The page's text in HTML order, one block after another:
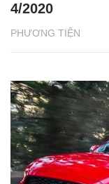
PHƯƠNG TIỆN
4/2020